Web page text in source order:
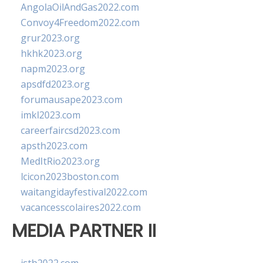
AngolaOilAndGas2022.com
Convoy4Freedom2022.com
grur2023.org
hkhk2023.org
napm2023.org
apsdfd2023.org
forumausape2023.com
imkl2023.com
careerfaircsd2023.com
apsth2023.com
MedItRio2023.org
lcicon2023boston.com
waitangidayfestival2022.com
vacancesscolaires2022.com
MEDIA PARTNER II